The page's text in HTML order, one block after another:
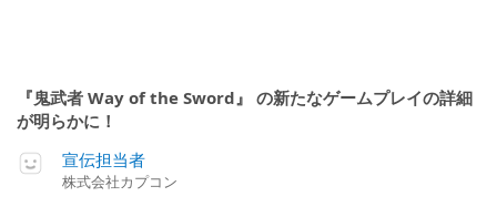
『鬼武者 Way of the Sword』 の新たなゲームプレイの詳細
が明らかに！
宣伝担当者
株式会社カプコン